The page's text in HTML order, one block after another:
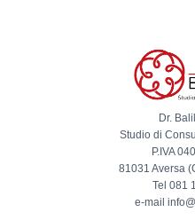
Dr.
Studio di
P.IVA
81031 Aversa
Tel 081
e-mail